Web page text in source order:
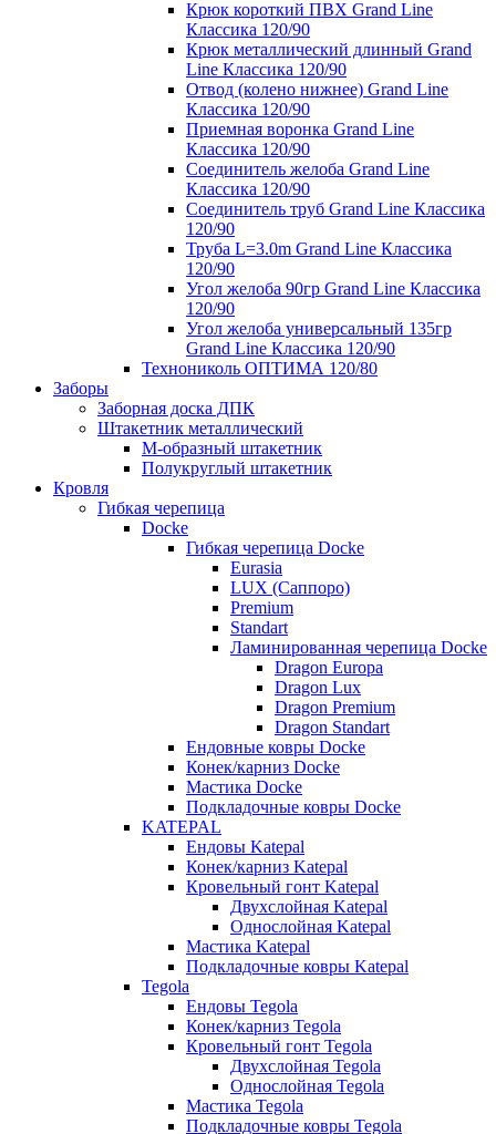
Крюк короткий ПВХ Grand Line
Классика 120/90
Крюк металлический длинный Grand
Line Классика 120/90
Отвод (колено нижнее) Grand Line
Классика 120/90
Приемная воронка Grand Line
Классика 120/90
Соединитель желоба Grand Line
Классика 120/90
Соединитель труб Grand Line Классика
120/90
Труба L=3.0m Grand Line Классика
120/90
Угол желоба 90гр Grand Line Классика
120/90
Угол желоба универсальный 135гр
Grand Line Классика 120/90
Технониколь ОПТИМА 120/80
Заборы
Заборная доска ДПК
Штакетник металлический
М-образный штакетник
Полукруглый штакетник
Кровля
Гибкая черепица
Docke
Гибкая черепица Docke
Eurasia
LUX (Саппоро)
Premium
Standart
Ламинированная черепица Docke
Dragon Europa
Dragon Lux
Dragon Premium
Dragon Standart
Ендовные ковры Docke
Конек/карниз Docke
Мастика Docke
Подкладочные ковры Docke
KATEPAL
Ендовы Katepal
Конек/карниз Katepal
Кровельный гонт Katepal
Двухслойная Katepal
Однослойная Katepal
Мастика Katepal
Подкладочные ковры Katepal
Tegola
Ендовы Tegola
Конек/карниз Tegola
Кровельный гонт Tegola
Двухслойная Tegola
Однослойная Tegola
Мастика Tegola
Подкладочные ковры Tegola